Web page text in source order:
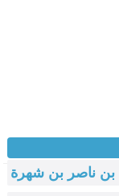
بن ناصر بن شهرة